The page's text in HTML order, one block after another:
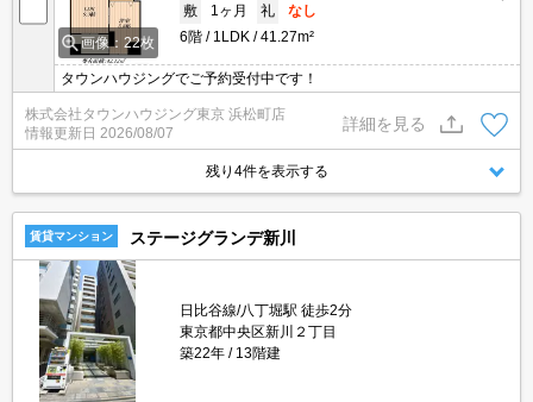
画像：22枚
敷
1ヶ月 礼
なし
6階
1LDK 41.27m²
タウンハウジングでご予約受付中です！
株式会社タウンハウジング東京 浜松町店
情報更新日 2026/08/07
詳細を見る
残り4件を表示する
賃貸マンション ステージグランデ新川
日比谷線/八丁堀駅 徒歩2分
東京都中央区新川２丁目
築22年
13階建